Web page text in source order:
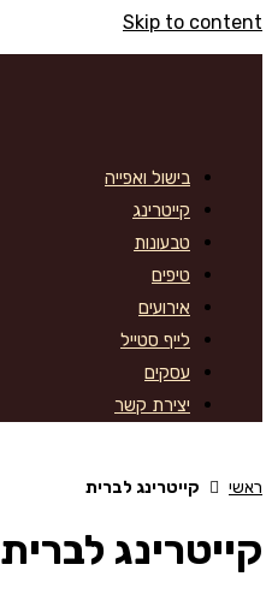
Skip to content
בישול ואפייה
קייטרינג
טבעונות
טיפים
אירועים
לייף סטייל
עסקים
יצירת קשר
ראשי קייטרינג לברית
קייטרינג לברית